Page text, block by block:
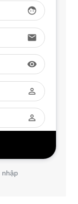
face
email
visibility
perm_identity
perm_identity
nhập